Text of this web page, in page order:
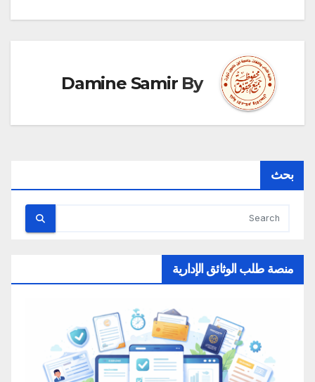
By
Damine Samir
بحث
منصة طلب الوثائق الإدارية